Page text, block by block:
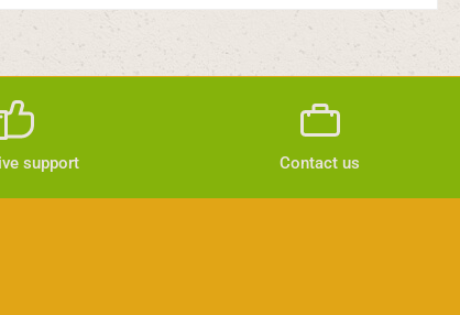
support Contact us